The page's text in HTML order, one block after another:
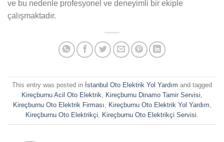
ve bu nedenle profesyonel ve deneyimli bir ekiple
çalışmaktadır.
This entry was posted in İstanbul Oto Elektrik Yol Yardım and tagged
Kireçburnu Acil Oto Elektrik
Kireçburnu Dinamo Tamir Servisi
Kireçburnu Oto Elektrik Firması
Kireçburnu Oto Elektrik Yol Yardım
Kireçburnu Oto Elektrikçi
Kireçburnu Oto Elektrikçi Servisi